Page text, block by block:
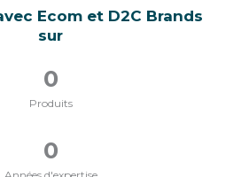
Ecom et D2C Brands
sur
Produits
0
0